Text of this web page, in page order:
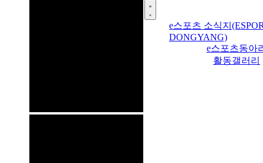
e스포츠 소식지
DONGYANG)
e스포츠동아
활동갤러리